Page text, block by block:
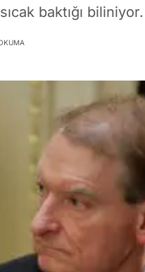
baktığı biliniyor.